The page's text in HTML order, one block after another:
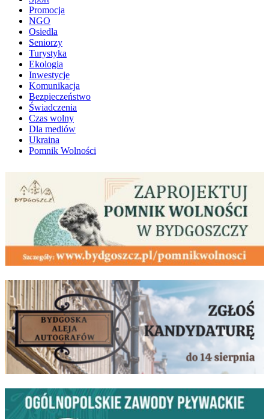
Promocja
NGO
Osiedla
Seniorzy
Turystyka
Ekologia
Inwestycje
Komunikacja
Bezpieczeństwo
Świadczenia
Czas wolny
Dla mediów
Ukraina
Pomnik Wolności